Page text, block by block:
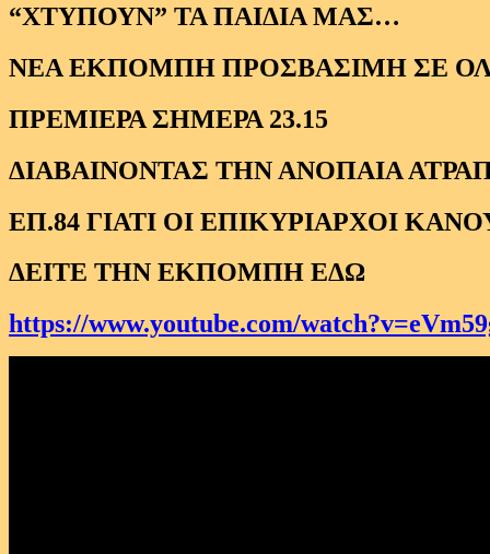
“ΧΤΥΠΟΥΝ” ΤΑ ΠΑΙΔΙΑ ΜΑΣ…
ΝΕΑ ΕΚΠΟΜΠΗ ΠΡΟΣΒΑΣΙΜΗ ΣΕ
ΠΡΕΜΙΕΡΑ ΣΗΜΕΡΑ 23.15
ΔΙΑΒΑΙΝΟΝΤΑΣ ΤΗΝ ΑΝΟΠΑΙΑ
ΕΠ.84 ΓΙΑΤΙ ΟΙ ΕΠΙΚΥΡΙΑΡΧΟΙ
ΔΕΙΤΕ ΤΗΝ ΕΚΠΟΜΠΗ ΕΔΩ
https://www.youtube.com/